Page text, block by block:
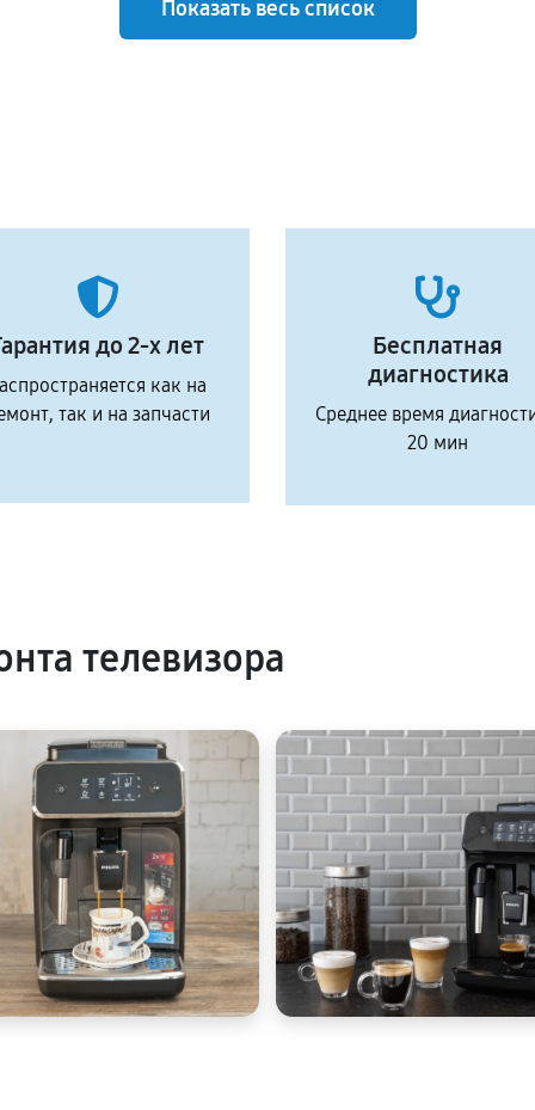
Показать весь список
до 2-х лет
как на
так и на запчасти
Бесплатная
диагностика
Среднее время
20 мин
телевизора